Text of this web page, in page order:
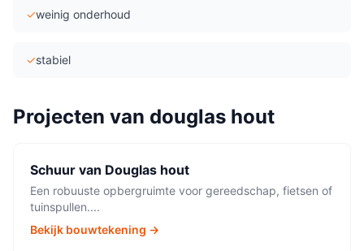
✓weinig onderhoud
✓stabiel
Projecten van douglas hout
Schuur van Douglas hout
Een robuuste opbergruimte voor gereedschap, fietsen of
tuinspullen....
Bekijk bouwtekening →